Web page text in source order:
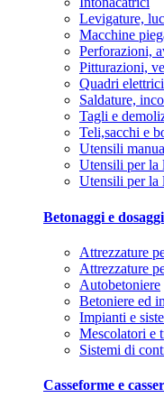
Levigature,
Macchine
Perforazioni,
Pitturazioni,
Quadri
Saldature,
Tagli e
Teli,sacchi e
Utensili
Utensili per la
Utensili per la
Betonaggi e dosaggi
Attrezzature
Attrezzature
Autobetoniere
Betoniere ed
Impianti e
Mescolatori e
Sistemi di
Casseforme e